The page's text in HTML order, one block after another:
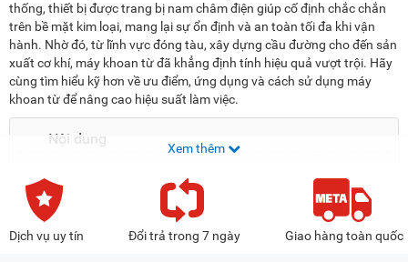
thống, thiết bị được trang bị nam châm điện giúp cố định chắc chắn
trên bề mặt kim loại, mang lại sự ổn định và an toàn tối đa khi vận
hành. Nhờ đó, từ lĩnh vực đóng tàu, xây dựng cầu đường cho đến sản
xuất cơ khí, máy khoan từ đã khẳng định tính hiệu quả vượt trội. Hãy
cùng tìm hiểu kỹ hơn về ưu điểm, ứng dụng và cách sử dụng máy
khoan từ để nâng cao hiệu suất làm việc.
Nội dung
Cấu tạo và nguyên lý hoạt động
Ưu điểm nổi bật của máy khoan từ
Xem thêm
Dịch vụ uy tín Đổi trả trong 7 ngày Giao hàng toàn quốc